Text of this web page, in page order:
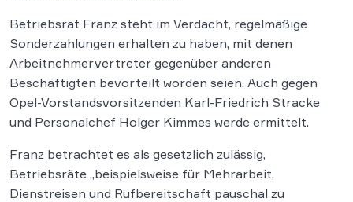
Betriebsrat Franz steht im Verdacht, regelmäßige
Sonderzahlungen erhalten zu haben, mit denen
Arbeitnehmervertreter gegenüber anderen
Beschäftigten bevorteilt worden seien. Auch gegen
Opel-Vorstandsvorsitzenden Karl-Friedrich Stracke
und Personalchef Holger Kimmes werde ermittelt.
Franz betrachtet es als gesetzlich zulässig,
Betriebsräte „beispielsweise für Mehrarbeit,
Dienstreisen und Rufbereitschaft pauschal zu